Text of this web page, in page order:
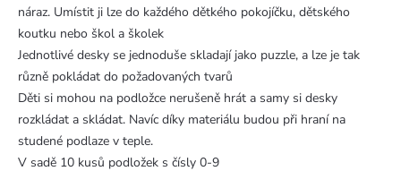
náraz. Umístit ji lze do každého dětkého pokojíčku, dětského
koutku nebo škol a školek
Jednotlivé desky se jednoduše skladají jako puzzle, a lze je tak
různě pokládat do požadovaných tvarů
Děti si mohou na podložce nerušeně hrát a samy si desky
rozkládat a skládat. Navíc díky materiálu budou při hraní na
studené podlaze v teple.
V sadě 10 kusů podložek s čísly 0-9